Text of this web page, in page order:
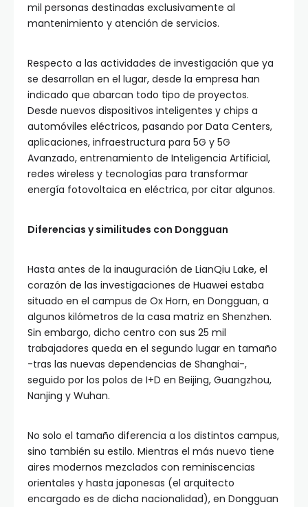
mil personas destinadas exclusivamente al
mantenimiento y atención de servicios.
Respecto a las actividades de investigación que ya
se desarrollan en el lugar, desde la empresa han
indicado que abarcan todo tipo de proyectos.
Desde nuevos dispositivos inteligentes y chips a
automóviles eléctricos, pasando por Data Centers,
aplicaciones, infraestructura para 5G y 5G
Avanzado, entrenamiento de Inteligencia Artificial,
redes wireless y tecnologías para transformar
energía fotovoltaica en eléctrica, por citar algunos.
Diferencias y similitudes con Dongguan
Hasta antes de la inauguración de LianQiu Lake, el
corazón de las investigaciones de Huawei estaba
situado en el campus de Ox Horn, en Dongguan, a
algunos kilómetros de la casa matriz en Shenzhen.
Sin embargo, dicho centro con sus 25 mil
trabajadores queda en el segundo lugar en tamaño
-tras las nuevas dependencias de Shanghai-,
seguido por los polos de I+D en Beijing, Guangzhou,
Nanjing y Wuhan.
No solo el tamaño diferencia a los distintos campus,
sino también su estilo. Mientras el más nuevo tiene
aires modernos mezclados con reminiscencias
orientales y hasta japonesas (el arquitecto
encargado es de dicha nacionalidad), en Dongguan